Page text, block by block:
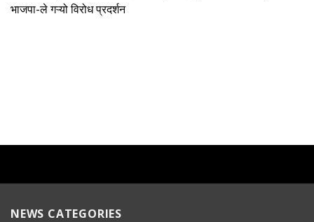
भाजपा-ले गऱ्यो विरोध प्रदर्शन
NEWS CATEGORIES